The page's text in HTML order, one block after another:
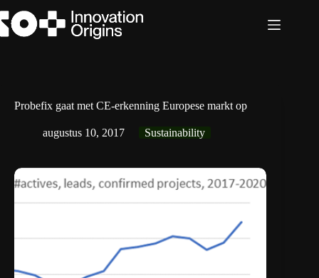
naar
de
Probefix gaat met CE-erkenning Europese markt op
augustus 10, 2017 Sustainability